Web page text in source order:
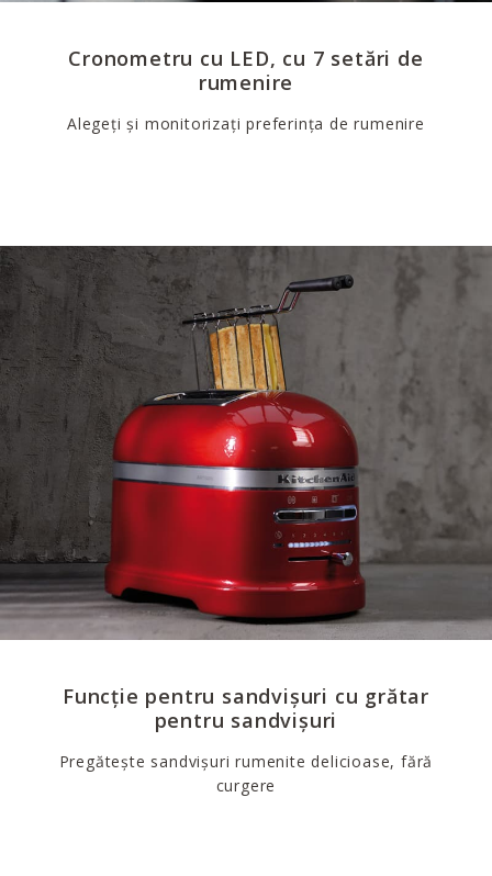
Cronometru cu LED, cu 7 setări de
rumenire
Alegeți și monitorizați preferința de rumenire
Funcție pentru sandvișuri cu grătar
pentru sandvișuri
Pregătește sandvișuri rumenite delicioase, fără
curgere